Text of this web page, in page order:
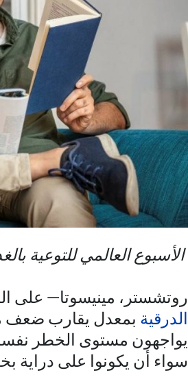
الأسبوع العالمي للتوعية بالغدة
روتشستر، مينيسوتا— على
الدرقية بمعدل يقارب ضعف
يواجهون مستوى الخطر
سواء أن يكونوا على دراية